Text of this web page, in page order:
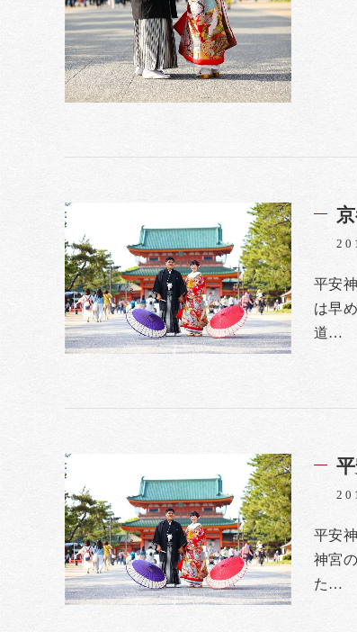
平安
は早
道…
平安
神宮
た…